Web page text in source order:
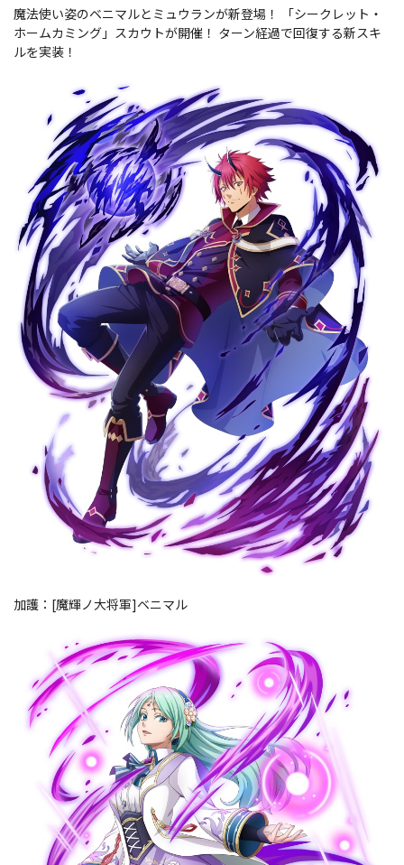
魔法使い姿のベニマルとミュウランが新登場！ 「シークレット・
ホームカミング」スカウトが開催！ ターン経過で回復する新スキ
ルを実装！
加護：[魔輝ノ大将軍]ベニマル